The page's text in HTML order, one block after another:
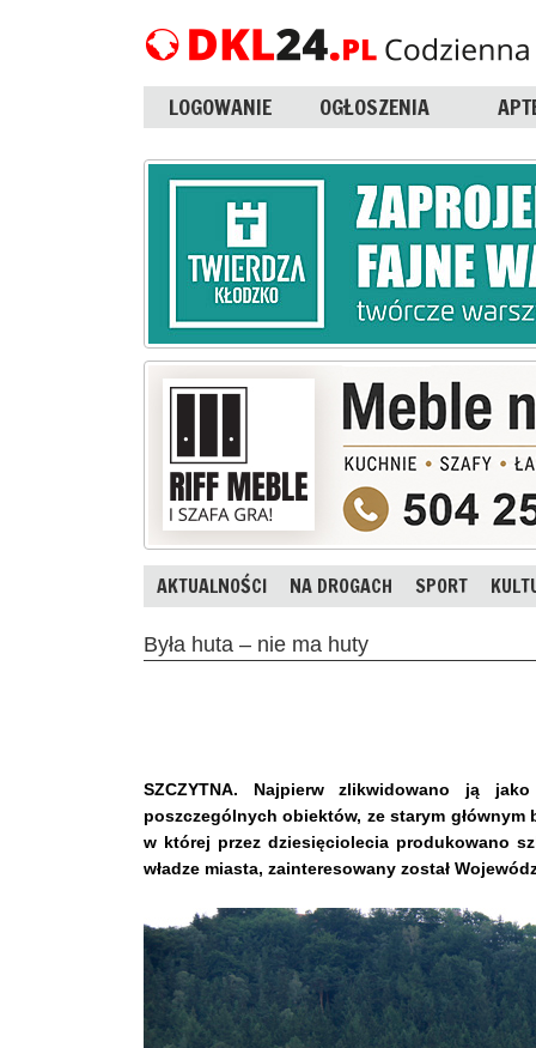
LOGOWANIE OGŁOSZENIA
AKTUALNOŚCI NA DROGACH SPORT
Była huta – nie ma huty
SZCZYTNA. Najpierw zlikwidowano ją
poszczególnych obiektów, ze starym
w której przez dziesięciolecia produkowano
władze miasta, zainteresowany został